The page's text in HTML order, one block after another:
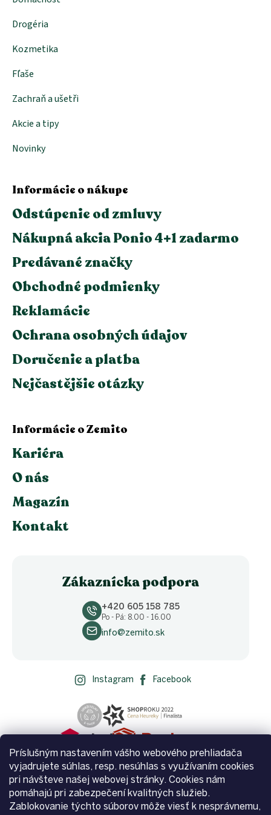
Príslušným nastavením vášho webového prehliadača
vyjadrujete súhlas, resp. nesúhlas s využívaním cookies
pri návšteve našej webovej stránky. Cookies nám
pomáhajú pri zabezpečení kvalitných služieb.
Zablokovanie týchto súborov môže viesť k nesprávnemu,
Drogéria
Kozmetika
Fľaše
Zachraň a ušetři
Akcie a tipy
Novinky
Informácie o nákupe
Odstúpenie od zmluvy
Nákupná akcia Ponio 4+1 zadarmo
Predávané značky
Obchodné podmienky
Reklamácie
Ochrana osobných údajov
Doručenie a platba
Nejčastějšie otázky
Informácie o Zemito
Kariéra
O nás
Magazín
Kontakt
Zákaznícka podpora
+420 605 158 785
Po - Pá: 8.00 - 16.00
info@zemito.sk
Instagram Facebook